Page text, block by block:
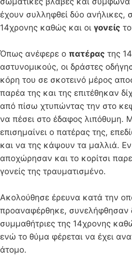
έχουν συλληφθεί δύο ανήλικες,
14χρονης καθώς και οι γονείς
Όπως ανέφερε ο πατέρας της
αστυνομικούς, οι δράστες
κόρη του σε σκοτεινό μέρος
παρέα της και της επιτέθηκαν
από πίσω χτυπώντας την στο
να πέσει στο έδαφος λιπόθυμη.
επισημαίνει ο πατέρας της,
και να της κάψουν τα μαλλιά.
αποχώρησαν και το κορίτσι
γονείς της τραυματισμένο.
Ακολούθησε έρευνα κατά την
προαναφέρθηκε, συνελήφθησαν
συμμαθήτριες της 14χρονης
ενώ το θύμα φέρεται να έχει
άτομο.